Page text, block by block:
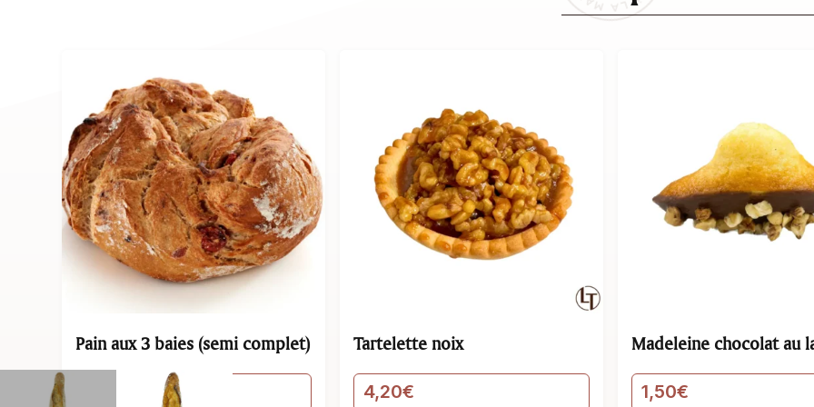
Tartelette noix Madeleine chocolat au lait & noisettes
1,50€
Toasté 3 fromages
5,00€